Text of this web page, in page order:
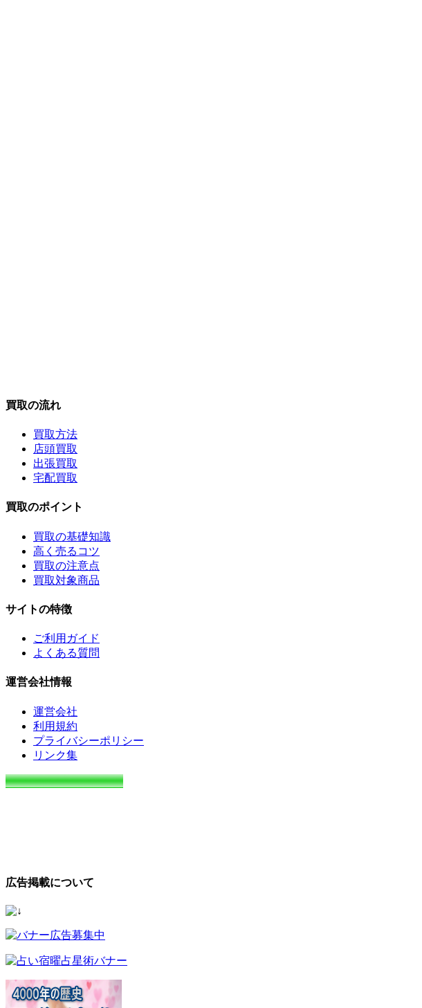
買取の流れ
買取方法
店頭買取
出張買取
宅配買取
買取のポイント
買取の基礎知識
高く売るコツ
買取の注意点
買取対象商品
サイトの特徴
ご利用ガイド
よくある質問
運営会社情報
運営会社
利用規約
プライバシーポリシー
リンク集
広告掲載について